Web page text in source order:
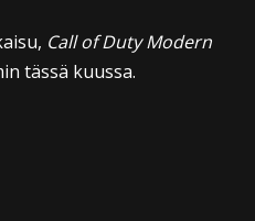
Call of Duty Modern
tässä kuussa.